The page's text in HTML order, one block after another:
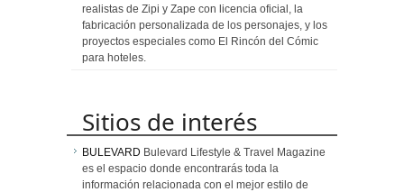
realistas de Zipi y Zape con licencia oficial, la
fabricación personalizada de los personajes, y los
proyectos especiales como El Rincón del Cómic
para hoteles.
Sitios de interés
BULEVARD Bulevard Lifestyle & Travel Magazine
es el espacio donde encontrarás toda la
información relacionada con el mejor estilo de